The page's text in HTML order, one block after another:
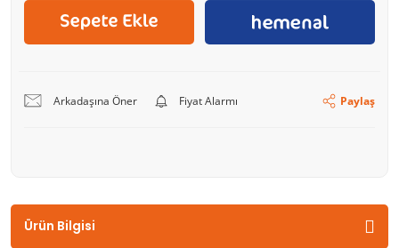
Arkadaşına Öner Fiyat Alarmı Paylaş
Ürün Bilgisi